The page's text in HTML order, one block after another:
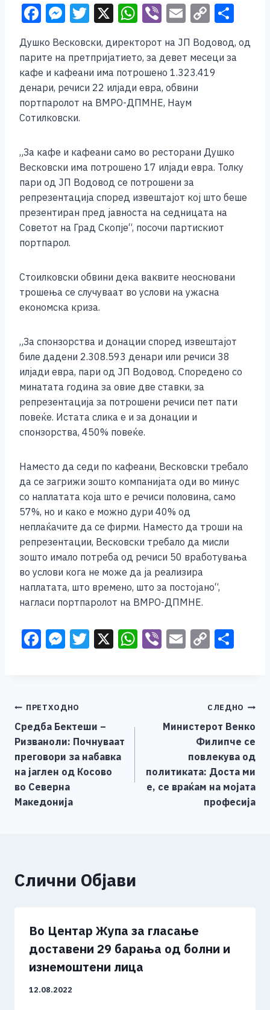
F
c
e
b
o
o
k
M
ss
e
n
g
er
T
tt
er
X W
at
s
A
p
Vi
er
E
m
ai
l
C
p
y
ar
Душко Весковски, директорот на ЈП Водовод, од
парите на претпријатието, за девет месеци за
кафе и кафеани има потрошено 1.323.419
денари, речиси 22 илјади евра, обвини
портпаролот на ВМРО-ДПМНЕ, Наум
Сотилковски.
„За кафе и кафеани само во ресторани Душко
Весковски има потрошено 17 илјади евра. Толку
пари од ЈП Водовод се потрошени за
репрезентација според извештајот кој што беше
презентиран пред јавноста на седницата на
Советот на Град Скопје“, посочи партискиот
портпарол.
Стоилковски обвини дека ваквите неосновани
трошења се случуваат во услови на ужасна
економска криза.
„За спонзорства и донации според извештајот
биле дадени 2.308.593 денари или речиси 38
илјади евра, пари од ЈП Водовод. Споредено со
минатата година за овие две ставки, за
репрезентација за потрошени речиси пет пати
повеќе. Истата слика е и за донации и
спонзорства, 450% повеќе.
Наместо да седи по кафеани, Весковски требало
да се загрижи зошто компанијата оди во минус
со наплатата која што е речиси половина, само
57%, но и како е можно дури 40% од
неплаќачите да се фирми. Наместо да троши на
репрезентации, Весковски требало да мисли
зошто имало потреба од речиси 50 вработувања
во услови кога не може да ја реализира
наплатата, што времено, што за постојано“,
нагласи портпаролот на ВМРО-ДПМНЕ.
F
b
o
o
k
M
n
g
er
T X W Vi E C
Li
n
k
Навигација
на
напис
ПРЕТХОДНО
Средба Бектеши –
Ризваноли: Почнуваат
преговори за набавка
на јаглен од Косово
во Северна
Македонија
СЛЕДНО
Министерот Венко
Филипче се
повлекува од
политиката: Доста ми
е, се враќам на мојата
професија
Слични Објави
Во Центар Жупа за гласање
доставени 29 барања од болни и
изнемоштени лица
12.08.2022